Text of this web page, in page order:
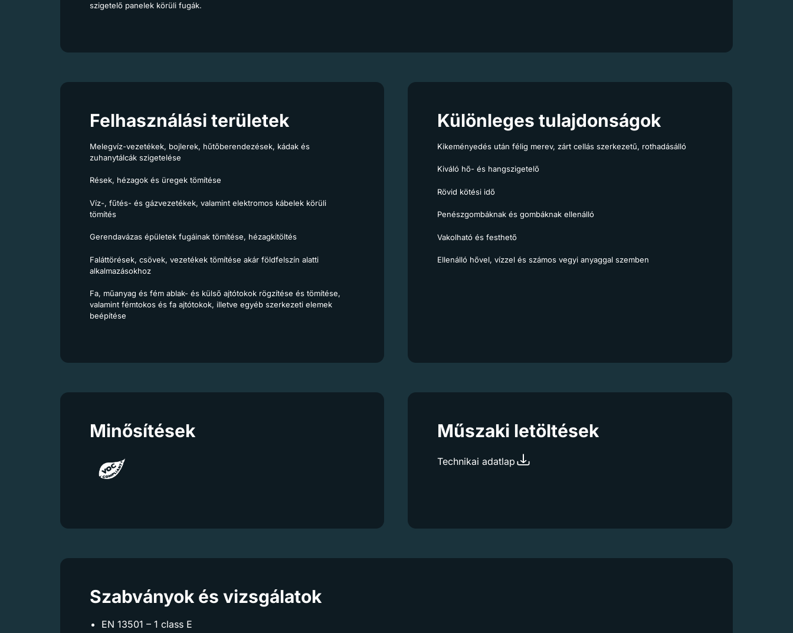
szigetelő panelek körüli fugák.
Felhasználási területek
Melegvíz-vezetékek, bojlerek, hűtőberendezések, kádak és
zuhanytálcák szigetelése
Rések, hézagok és üregek tömítése
Víz-, fűtés- és gázvezetékek, valamint elektromos kábelek körüli
tömítés
Gerendavázas épületek fugáinak tömítése, hézagkitöltés
Faláttörések, csövek, vezetékek tömítése akár földfelszín alatti
alkalmazásokhoz
Fa, műanyag és fém ablak- és külső ajtótokok rögzítése és tömítése,
valamint fémtokos és fa ajtótokok, illetve egyéb szerkezeti elemek
beépítése
Különleges tulajdonságok
Kikeményedés után félig merev, zárt cellás szerkezetű, rothadásálló
Kiváló hő- és hangszigetelő
Rövid kötési idő
Penészgombáknak és gombáknak ellenálló
Vakolható és festhető
Ellenálló hővel, vízzel és számos vegyi anyaggal szemben
Minősítések Műszaki letöltések
Technikai adatlap
Szabványok és vizsgálatok
EN 13501 – 1 class E